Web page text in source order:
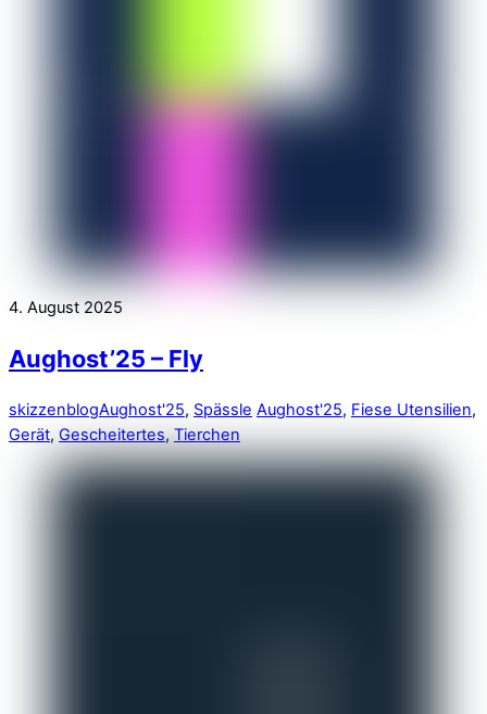
4. August 2025
Aughost’25 – Fly
skizzenblogAughost'25, Spässle Aughost'25, Fiese Utensilien,
Gerät, Gescheitertes, Tierchen